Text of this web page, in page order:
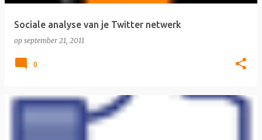
Sociale analyse van je Twitter netwerk
op september 21, 2011
0